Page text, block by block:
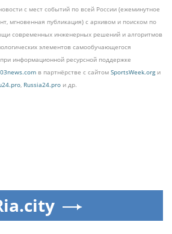
с мест событий по всей России (ежеминутное
мгновенная публикация) с архивом и поиском по
современных инженерных решений и алгоритмов
элементов самообучающегося
информационной ресурсной поддержке
в партнёрстве с сайтом SportsWeek.orgи
, Russia24.pro и др.